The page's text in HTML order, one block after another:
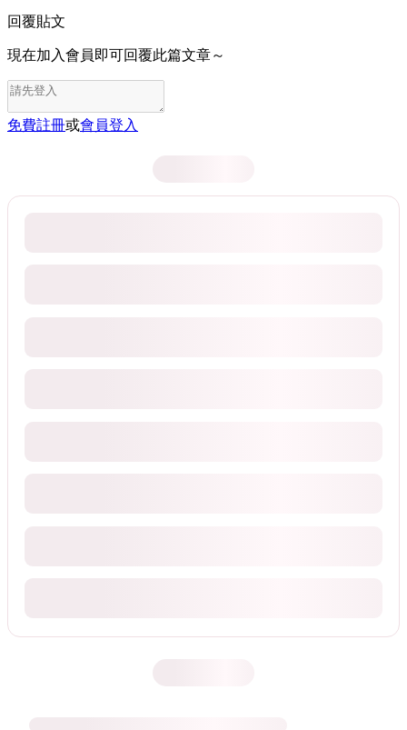
回覆貼文
現在加入會員即可回覆此篇文章～
免費註冊或會員登入